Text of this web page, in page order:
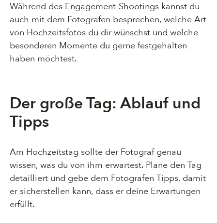
Während des Engagement-Shootings kannst du
auch mit dem Fotografen besprechen, welche Art
von Hochzeitsfotos du dir wünschst und welche
besonderen Momente du gerne festgehalten
haben möchtest.
Der große Tag: Ablauf und
Tipps
Am Hochzeitstag sollte der Fotograf genau
wissen, was du von ihm erwartest. Plane den Tag
detailliert und gebe dem Fotografen Tipps, damit
er sicherstellen kann, dass er deine Erwartungen
erfüllt.